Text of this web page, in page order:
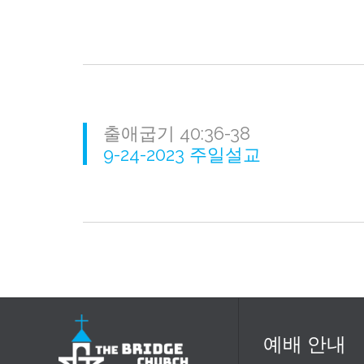
출애굽기 40:36-38
9-24-2023 주일설교
예배 안내